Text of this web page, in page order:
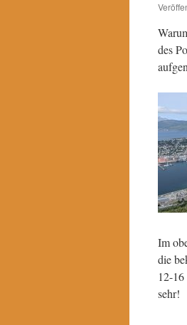
des
Im
die
12-
sehr!